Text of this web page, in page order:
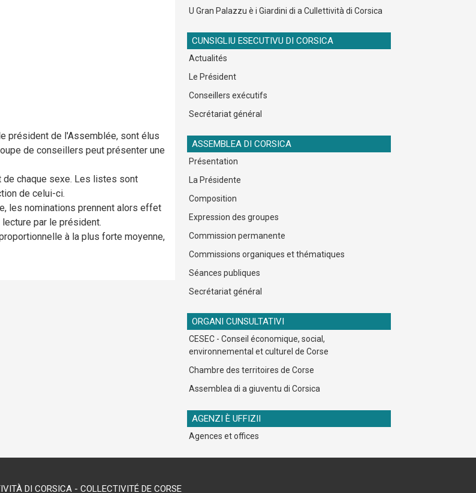
président de l'Assemblée, sont élus
de conseillers peut présenter une
de chaque sexe. Les listes sont
de celui-ci.
les nominations prennent alors effet
par le président.
à la plus forte moyenne,
U Gran Palazzu è i Giardini di a Cullettività di Corsica
CUNSIGLIU ESECUTIVU DI CORSICA
Actualités
Le Président
Conseillers exécutifs
Secrétariat général
ASSEMBLEA DI CORSICA
Présentation
La Présidente
Composition
Expression des groupes
Commission permanente
Commissions organiques et thématiques
Séances publiques
Secrétariat général
ORGANI CUNSULTATIVI
CESEC - Conseil économique, social,
environnemental et culturel de Corse
Chambre des territoires de Corse
Assemblea di a giuventu di Corsica
AGENZI È UFFIZII
Agences et offices
DI CORSICA - COLLECTIVITÉ DE CORSE